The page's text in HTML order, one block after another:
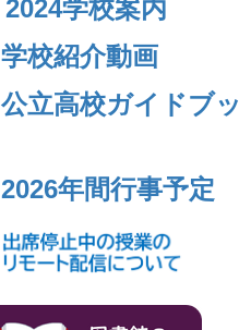
2024学校案内
学校紹介動画
公立高校ガイドブッ
2026年間行事予定